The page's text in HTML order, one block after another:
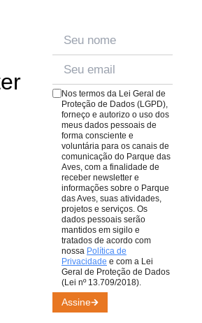
, no meio da trilha, oferecendo um
quitutes para todos os gostos.
, com cafés, lanches e sobremesas
Lembrando que todas as compras
ajudam nosso trabalho de
da Mata Atlântica.
ou então aproveitar para ter uma
imersiva com a natureza.
Assine
Nos termos da Lei Geral de
Proteção de Dados (LGPD),
forneço e autorizo o uso dos
meus dados pessoais de
forma consciente e
voluntária para os canais de
comunicação do Parque das
Aves, com a finalidade de
receber newsletter e
informações sobre o Parque
das Aves, suas atividades,
projetos e serviços. Os
dados pessoais serão
mantidos em sigilo e
tratados de acordo com
nossa Política de
Privacidade e com a Lei
Geral de Proteção de Dados
(Lei nº 13.709/2018).